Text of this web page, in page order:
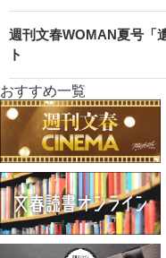
週刊文春WOMAN夏号「
ト
おすすめ一覧